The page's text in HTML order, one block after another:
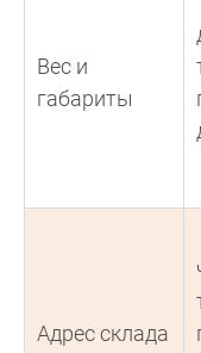
Вес и
габариты
Адрес склада